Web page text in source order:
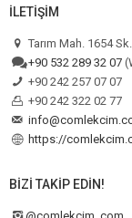
İLETIŞIM
Tarım Mah. 1654
+90 532 289 32 07
+90 242 257 07 07
+90 242 322 02 77
https://
BIZI TAKIP EDIN!